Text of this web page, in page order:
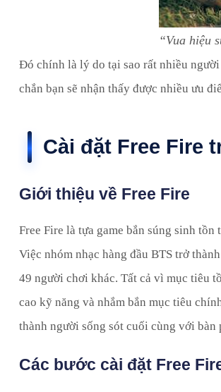
“Vua hiệu
Đó chính là lý do tại sao rất nhiều
chắn bạn sẽ nhận thấy được nhiều ưu
Cài đặt Free Fire
Giới thiệu về Free Fire
Free Fire là tựa game bắn súng sinh
Việc nhóm nhạc hàng đầu BTS trở
49 người chơi khác. Tất cả vì mục tiêu
cao kỹ năng và nhắm bắn mục tiêu
thành người sống sót cuối cùng với
Các bước cài đặt Free